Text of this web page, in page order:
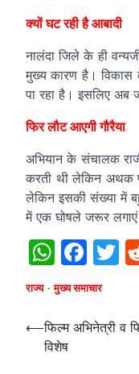
क्यों घट रही है आबादी
नालंदा जिले के ही
मुख्य कारण है। विकास
पा रहा है। इसलिए अब
फिर लौट आएगी गौरैया
अभियान के संचालक
करती थी लेकिन अथक
लेकिन इसकी संख्या में
में एक घोषले जरूर लगाएं
राज्य मुख्य समाचार
Post
navigation
⟵फिल्म अभिनेत्री व
विशेष